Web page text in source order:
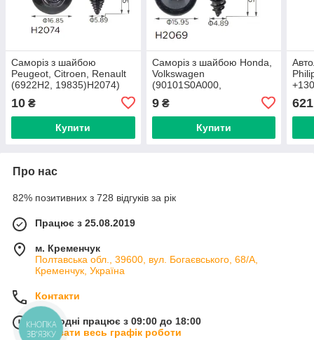
Саморіз з шайбою
Peugeot, Citroen, Renault
(6922H2, 19835)H2074)
10 ₴
Купити
Саморіз з шайбою Honda,
Volkswagen
(90101S0A000,
N90775001)H2069)
9₴
Купити
621
Про нас
82% позитивних з 728 відгуків за рік
Працює з 25.08.2019
м. Кременчук
Полтавська обл., 39600, вул. Богаєвського, 68/А,
Кременчук, Україна
Контакти
Сьогодні працює з 09:00 до 18:00
Показати весь графік роботи
КНОПКА
ЗВ'ЯЗКУ